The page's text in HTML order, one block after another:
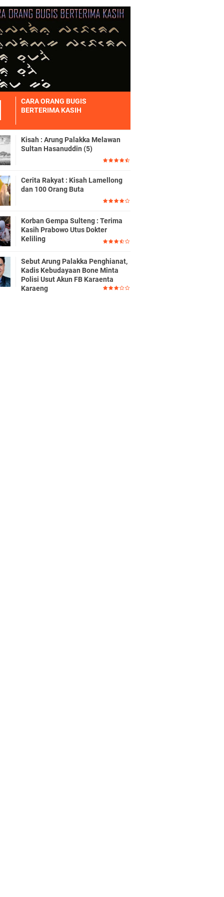
CARA ORANG BUGIS
BERTERIMA KASIH
Kisah : Arung Palakka Melawan
Sultan Hasanuddin (5)
Cerita Rakyat : Kisah Lamellong
dan 100 Orang Buta
Korban Gempa Sulteng : Terima
Kasih Prabowo Utus Dokter
Keliling
Sebut Arung Palakka Penghianat,
Kadis Kebudayaan Bone Minta
Polisi Usut Akun FB Karaenta
Karaeng